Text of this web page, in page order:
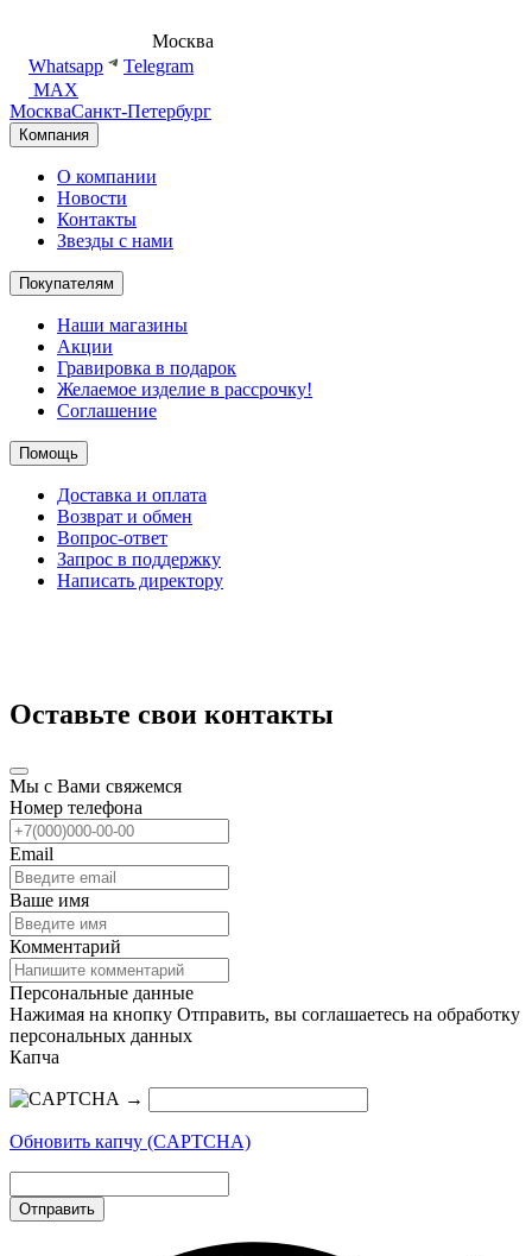
Москва
Whatsapp
Telegram
MAX
МоскваСанкт-Петербург
Компания
О компании
Новости
Контакты
Звезды с нами
Покупателям
Наши магазины
Акции
Гравировка в подарок
Желаемое изделие в рассрочку!
Соглашение
Помощь
Доставка и оплата
Возврат и обмен
Вопрос-ответ
Запрос в поддержку
Написать директору
Оставьте свои контакты
Мы с Вами свяжемся
Номер телефона
Email
Ваше имя
Комментарий
Персональные данные
Нажимая на кнопку Отправить, вы соглашаетесь на обработку
персональных данных
Капча
→
Обновить капчу (CAPTCHA)
Отправить